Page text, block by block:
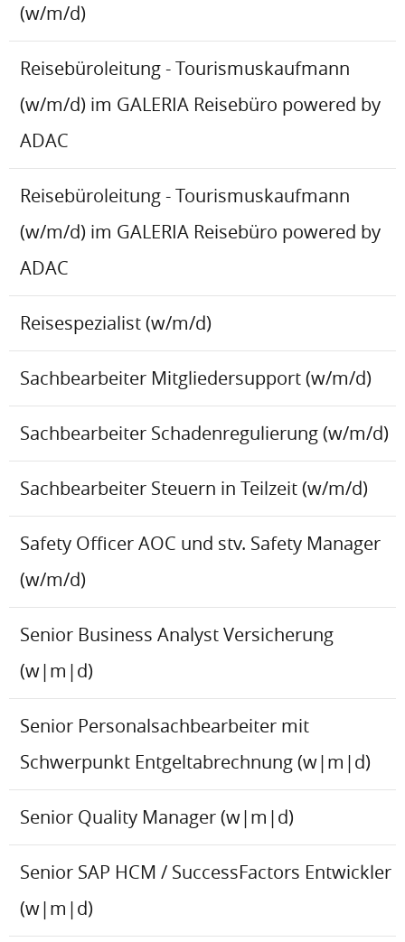
(w/m/d)
Reisebüroleitung - Tourismuskaufmann
(w/m/d) im GALERIA Reisebüro powered by
ADAC
Reisebüroleitung - Tourismuskaufmann
(w/m/d) im GALERIA Reisebüro powered by
ADAC
Reisespezialist (w/m/d)
Sachbearbeiter Mitgliedersupport (w/m/d)
Sachbearbeiter Schadenregulierung (w/m/d)
Sachbearbeiter Steuern in Teilzeit (w/m/d)
Safety Officer AOC und stv. Safety Manager
(w/m/d)
Senior Business Analyst Versicherung
(w|m|d)
Senior Personalsachbearbeiter mit
Schwerpunkt Entgeltabrechnung (w|m|d)
Senior Quality Manager (w|m|d)
Senior SAP HCM / SuccessFactors Entwickler
(w|m|d)